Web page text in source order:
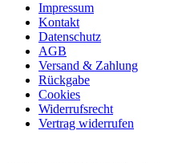
Impressum
Kontakt
Datenschutz
AGB
Versand & Zahlung
Rückgabe
Cookies
Widerrufsrecht
Vertrag widerrufen